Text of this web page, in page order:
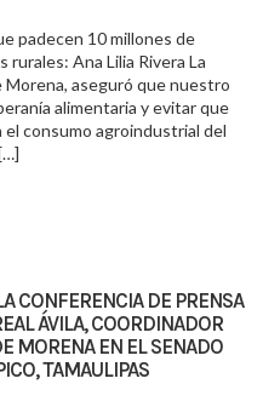
padecen 10 millones de
rurales: Ana Lilia Rivera La
Morena, aseguró que nuestro
alimentaria y evitar que
consumo agroindustrial del
CONFERENCIA DE PRENSA
ÁVILA, COORDINADOR
MORENA EN EL SENADO
TAMAULIPAS